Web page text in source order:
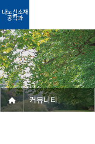
나노신소재
공학과
커뮤니티